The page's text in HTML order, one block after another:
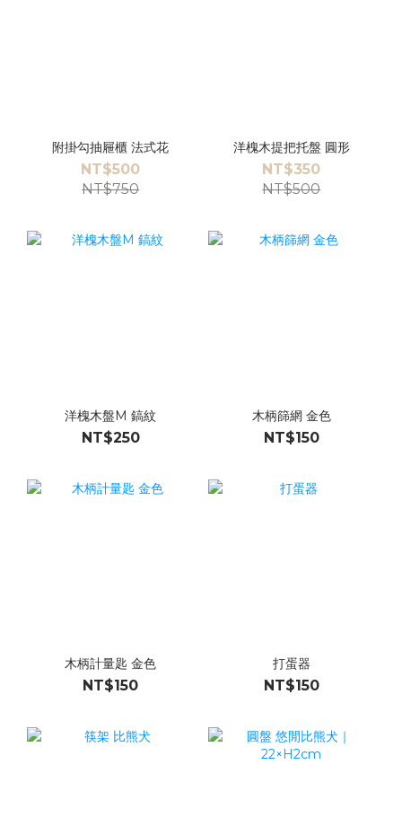
附掛勾抽屜櫃 法式花
NT$500
NT$750
洋槐木提把托盤 圓形
NT$350
NT$500
洋槐木盤M 鎬紋
NT$250
木柄篩網 金色
NT$150
木柄計量匙 金色
NT$150
打蛋器
NT$150